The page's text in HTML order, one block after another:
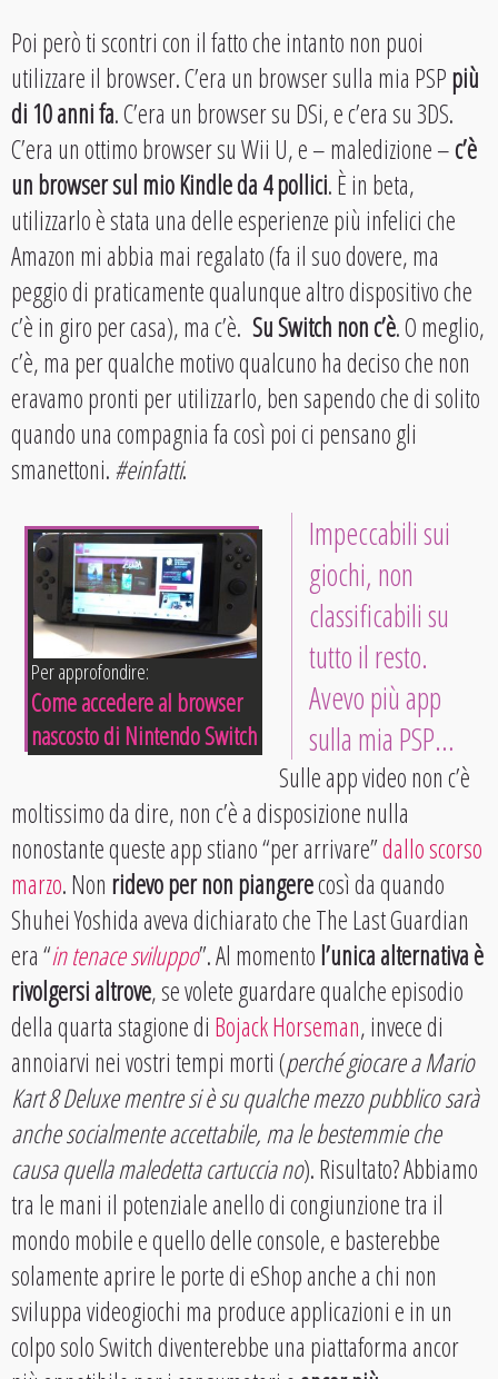
Poi però ti scontri con il fatto che intanto non puoi
utilizzare il browser. C’era un browser sulla mia PSPpiù
di 10 anni fa. C’era un browser su DSi, e c’era su 3DS.
C’era un ottimo browser su Wii U, e – maledizione –c’è
un browser sul mio Kindle da 4 pollici. È in beta,
utilizzarlo è stata una delle esperienze più infelici che
Amazon mi abbia mai regalato (fa il suo dovere, ma
peggio di praticamente qualunque altro dispositivo che
c’è in giro per casa), ma c’è. Su Switch non c’è. O meglio,
c’è, ma per qualche motivo qualcuno ha deciso che non
eravamo pronti per utilizzarlo, ben sapendo che di solito
quando una compagnia fa così poi ci pensano gli
smanettoni.#einfatti.
Per approfondire:
Come accedere al browser
nascosto di Nintendo Switch
Impeccabili sui
giochi, non
classificabili su
tutto il resto.
Avevo più app
sulla mia PSP…
Sulle app video non c’è
moltissimo da dire, non c’è a disposizione nulla
nonostante queste app stiano “per arrivare”dallo scorso
marzo. Non ridevo per non piangerecosì da quando
Shuhei Yoshida aveva dichiarato che The Last Guardian
era “in tenace sviluppo”. Al momentol’unica alternativa è
rivolgersi altrove, se volete guardare qualche episodio
della quarta stagione di Bojack Horseman, invece di
annoiarvi nei vostri tempi morti (perché giocare a Mario
Kart 8 Deluxe mentre si è su qualche mezzo pubblico sarà
anche socialmente accettabile, ma le bestemmie che
causa quella maledetta cartuccia no). Risultato? Abbiamo
tra le mani il potenziale anello di congiunzione tra il
mondo mobile e quello delle console, e basterebbe
solamente aprire le porte di eShop anche a chi non
sviluppa videogiochi ma produce applicazioni e in un
colpo solo Switch diventerebbe una piattaforma ancor